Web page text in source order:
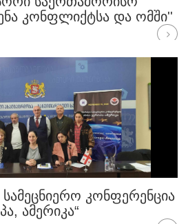
ᲙᲝᲜᲤᲚᲘᲥᲢᲡᲐ ᲓᲐ ᲝᲛᲨᲘ''
ᲙᲝᲜᲤᲔᲠᲔᲜᲪᲘᲐ
ᲐᲛᲔᲠᲘᲙᲐ“